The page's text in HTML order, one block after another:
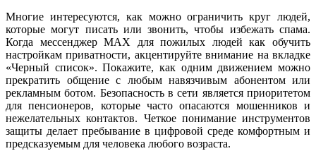
Многие интересуются, как можно ограничить круг людей,
которые могут писать или звонить, чтобы избежать спама.
Когда мессенджер MAX для пожилых людей как обучить
настройкам приватности, акцентируйте внимание на вкладке
«Черный список». Покажите, как одним движением можно
прекратить общение с любым навязчивым абонентом или
рекламным ботом. Безопасность в сети является приоритетом
для пенсионеров, которые часто опасаются мошенников и
нежелательных контактов. Четкое понимание инструментов
защиты делает пребывание в цифровой среде комфортным и
предсказуемым для человека любого возраста.